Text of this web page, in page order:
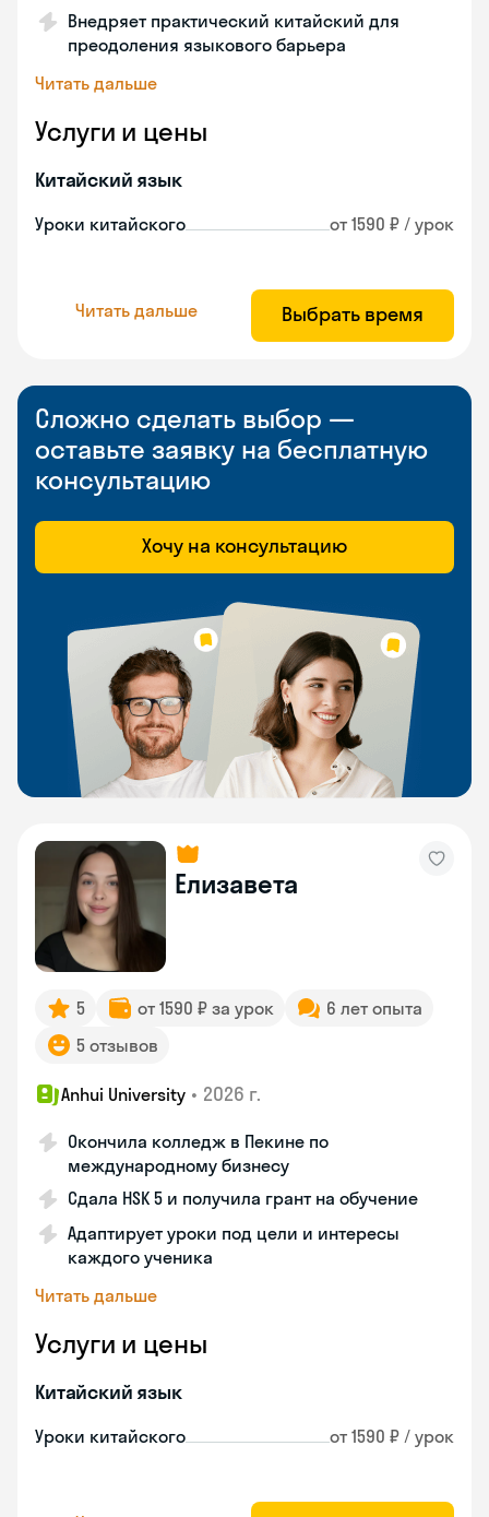
Внедряет практический китайский для
преодоления языкового барьера
Читать дальше
Услуги и цены
Китайский язык
Уроки китайского от 1590 ₽ / урок
Читать дальше Выбрать время
Сложно сделать выбор —
оставьте заявку на бесплатную
консультацию
Хочу на консультацию
Елизавета
5 от 1590 ₽ за урок
6 лет опыта
5 отзывов
Anhui University • 2026 г.
Окончила колледж в Пекине по
международному бизнесу
Сдала HSK 5 и получила грант на обучение
Адаптирует уроки под цели и интересы
каждого ученика
Читать дальше
Услуги и цены
Китайский язык
Уроки китайского от 1590 ₽ / урок